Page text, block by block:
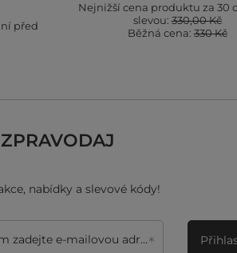
před
Nejnižší cena produktu za 30
slevou:330,00 Kč
Běžná cena:330 Kč
ZPRAVODAJ
nabídky a slevové kódy!
Prosím zadejte e-mailovou adresu